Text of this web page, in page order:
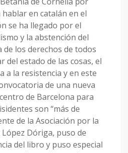
en catalán en el
se ha llegado por el
y la abstención del
de los derechos de todos
del estado de las cosas, el
a la resistencia y en este
de una nueva
de Barcelona para
son “más de
de la Asociación por la
Dóriga, puso de
del libro y puso especial